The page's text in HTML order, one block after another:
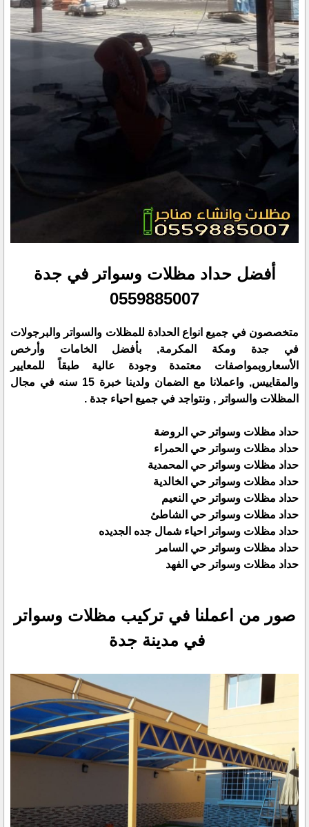
أفضل حداد مظلات وسواتر في جدة
0559885007
متخصصون في جميع انواع الحدادة للمظلات والسواتر والبرجولات
في جدة ومكة المكرمة, بأفضل الخامات وأرخص
الأسعاروبمواصفات معتمدة وجودة عالية طبقاً للمعايير
والمقاييس, واعملانا مع الضمان ولدينا خبرة 15 سنه في مجال
المظلات والسواتر , ونتواجد في جميع احياء جدة .
حداد مظلات وسواتر حي الروضة
حداد مظلات وسواتر حي الحمراء
حداد مظلات وسواتر حي المحمدية
حداد مظلات وسواتر حي الخالدية
حداد مظلات وسواتر حي النعيم
حداد مظلات وسواتر حي الشاطئ
حداد مظلات وسواتر احياء شمال جده الجديده
حداد مظلات وسواتر حي السامر
حداد مظلات وسواتر حي الفهد
صور من اعملنا في تركيب مظلات وسواتر
في مدينة جدة